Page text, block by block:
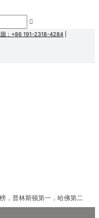
：+86 191-2318-4284
，普林斯顿第一，哈佛第二